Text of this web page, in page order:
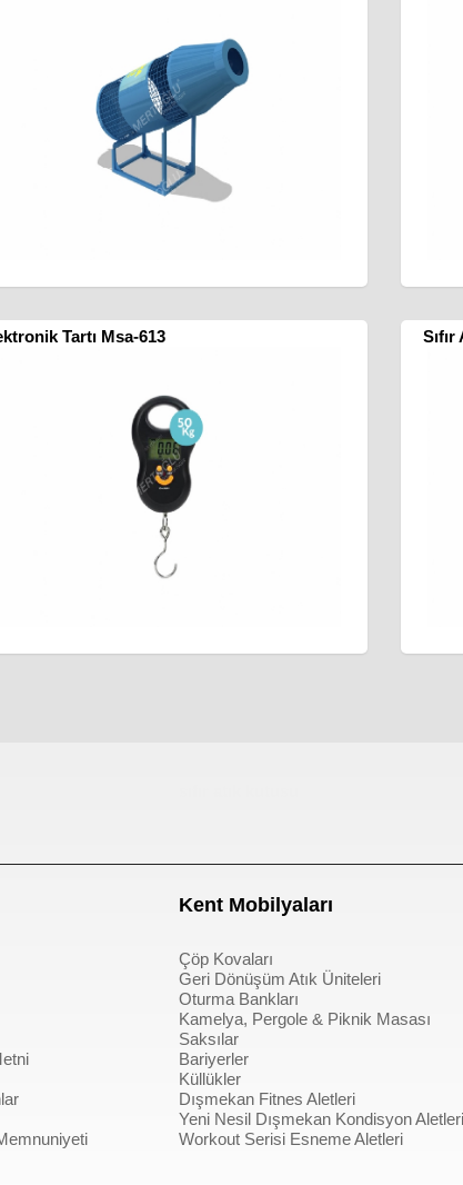
Tartı Msa-613 Sıfır
Kent Mobilyaları
Çöp Kovaları
Geri Dönüşüm Atık Üniteleri
Oturma Bankları
Kamelya, Pergole & Piknik Masası
Saksılar
Bariyerler
Küllükler
Dışmekan Fitnes Aletleri
Yeni Nesil Dışmekan Kondisyon Aletleri
Workout Serisi Esneme Aletleri